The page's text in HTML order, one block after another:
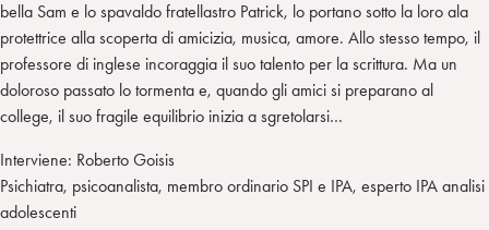
bella Sam e lo spavaldo fratellastro Patrick, lo portano sotto la loro ala
protettrice alla scoperta di amicizia, musica, amore. Allo stesso tempo, il
professore di inglese incoraggia il suo talento per la scrittura. Ma un
doloroso passato lo tormenta e, quando gli amici si preparano al
college, il suo fragile equilibrio inizia a sgretolarsi…
Interviene: Roberto Goisis
Psichiatra, psicoanalista, membro ordinario SPI e IPA, esperto IPA analisi
adolescenti